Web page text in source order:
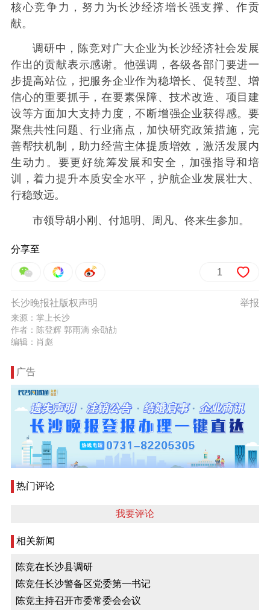
核心竞争力，努力为长沙经济增长强支撑、作贡
献。
调研中，陈竞对广大企业为长沙经济社会发展
作出的贡献表示感谢。他强调，各级各部门要进一
步提高站位，把服务企业作为稳增长、促转型、增
信心的重要抓手，在要素保障、技术改造、项目建
设等方面加大支持力度，不断增强企业获得感。要
聚焦共性问题、行业痛点，加快研究政策措施，完
善帮扶机制，助力经营主体提质增效，激活发展内
生动力。要更好统筹发展和安全，加强指导和培
训，着力提升本质安全水平，护航企业发展壮大、
行稳致远。
市领导胡小刚、付旭明、周凡、佟来生参加。
分享至
1
举报
长沙晚报社版权声明
来源：掌上长沙
作者：陈登辉 郭雨滴 余劭劼
编辑：肖彪
广告
热门评论
我要评论
相关新闻
陈竞在长沙县调研
陈竞任长沙警备区党委第一书记
陈竞主持召开市委常委会会议